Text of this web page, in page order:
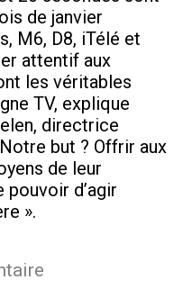
de janvier
M6, D8, iTélé et
attentif aux
les véritables
TV, explique
directrice
but ? Offrir aux
de leur
pouvoir d’agir
».